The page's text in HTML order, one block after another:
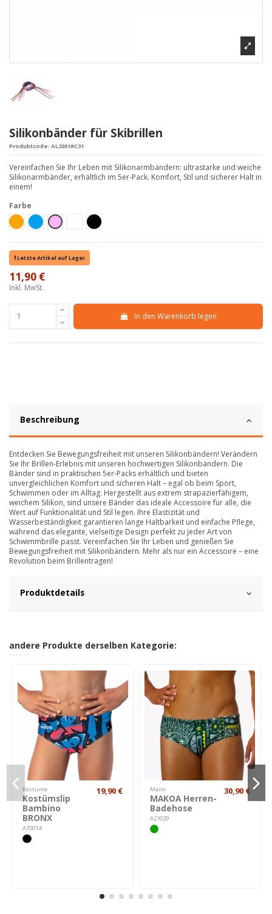
Silikonbänder für Skibrillen
Produktcode: AL2001#C31
Vereinfachen Sie Ihr Leben mit Silikonarmbändern: ultrastarke und weiche
Silikonarmbänder, erhältlich im 5er-Pack. Komfort, Stil und sicherer Halt in
einem!
Farbe
ArancioneAzzurroRosa Bianco Nero
Letzte Artikel auf Lager
11,90 €
Inkl. MwSt.
In den Warenkorb legen
Beschreibung
Entdecken Sie Bewegungsfreiheit mit unseren Silikonbändern! Verändern
Sie Ihr Brillen-Erlebnis mit unseren hochwertigen Silikonbändern. Die
Bänder sind in praktischen 5er-Packs erhältlich und bieten
unvergleichlichen Komfort und sicheren Halt – egal ob beim Sport,
Schwimmen oder im Alltag. Hergestellt aus extrem strapazierfähigem,
weichem Silikon, sind unsere Bänder das ideale Accessoire für alle, die
Wert auf Funktionalität und Stil legen. Ihre Elastizität und
Wasserbeständigkeit garantieren lange Haltbarkeit und einfache Pflege,
während das elegante, vielseitige Design perfekt zu jeder Art von
Schwimmbrille passt. Vereinfachen Sie Ihr Leben und genießen Sie
Bewegungsfreiheit mit Silikonbändern. Mehr als nur ein Accessoire – eine
Revolution beim Brillentragen!
Produktdetails
andere Produkte derselben Kategorie:
Kostüme
Kostümslip
Bambino
BRONX
A70014
19,90 € Mann
MAKOA Herren-
Badehose
A21029
30,90 €